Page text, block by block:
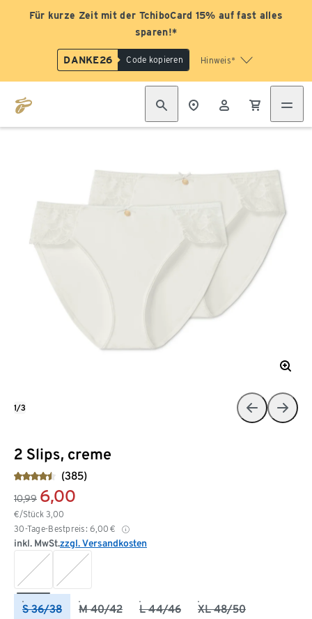
Für kurze Zeit mit der TchiboCard 15% auf fast alles
sparen!*
DANKE26 Code kopieren Hinweis*
2 Slips, creme
(385)
10,99 6,00
€/Stück 3,00
30-Tage-Bestpreis: 6,00 €
inkl. MwSt.zzgl. Versandkosten
S 36/38 M 40/42 L 44/46 XL 48/50
1/3